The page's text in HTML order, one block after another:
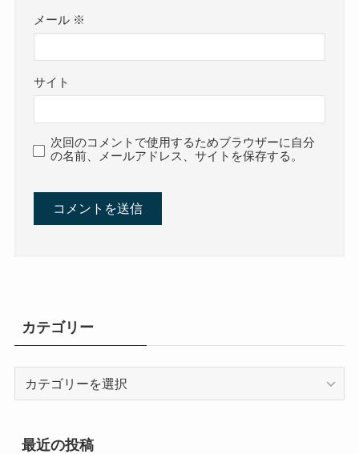
メール ※
サイト
次回のコメントで使用するためブラウザーに自分
の名前、メールアドレス、サイトを保存する。
カテゴリー
リ
最近の投稿